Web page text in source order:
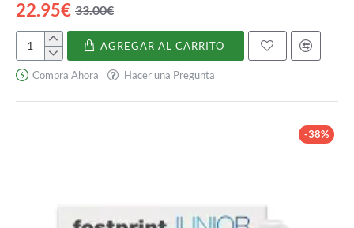
22.95€ 33.00€
Artilane
Forte
AGREGAR AL CARRITO
Compra Ahora Hacer una Pregunta
-38%